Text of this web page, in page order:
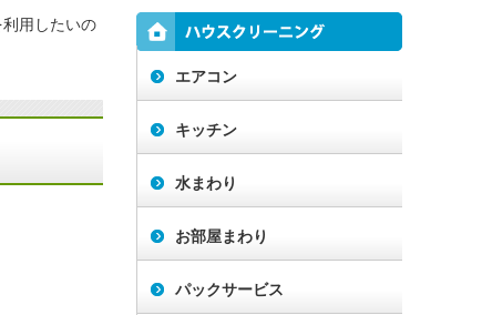
用したいの
エアコン
キッチン
水まわり
お部屋まわり
パックサービス